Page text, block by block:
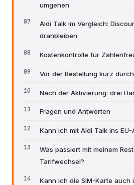
umgehen
Aldi Talk im Vergleich:
dranbleiben
Kostenkontrolle für
Vor der Bestellung kurz
Nach der Aktivierung: drei
Fragen und Antworten
Kann ich mit Aldi Talk ins
Was passiert mit meinem
Tarifwechsel?
Kann ich die SIM-Karte auch